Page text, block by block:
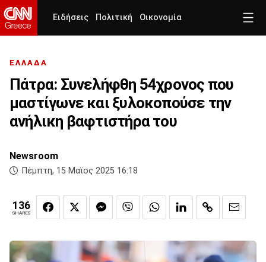
Ειδήσεις Πολιτική Οικονομία
ΕΛΛΑΔΑ
Πάτρα: Συνελήφθη 54χρονος που
μαστίγωνε και ξυλοκοπούσε την
ανήλικη βαφτιστήρα του
Newsroom
Πέμπτη, 15 Μαϊος 2025 16:18
136
SHARES